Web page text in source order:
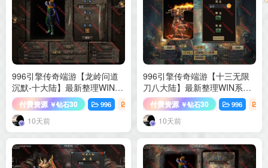
996引擎传奇端游【龙岭问道
沉默-十大陆】最新整理WIN系
一键即玩单机端+PC客户端+详
细搭建教程
付费资源 ￥钻石30 996 端游源码
10天前
996引擎传奇端游【十三无限
刀八大陆】最新整理WIN系一
键即玩单机端+PC客户端+详细
搭建教程
付费资源 ￥钻石30 996
10天前